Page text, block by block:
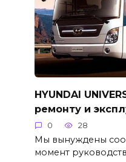
HYUNDAI
ремонту и
0 28
Мы вынуждены
момент